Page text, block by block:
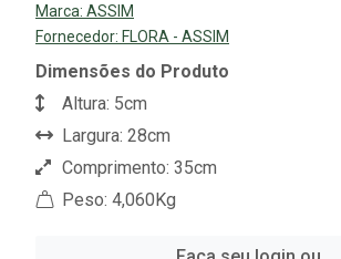
Marca: ASSIM
Fornecedor: FLORA - ASSIM
Dimensões do Produto
Altura: 5cm
Largura: 28cm
Comprimento: 35cm
Peso: 4,060Kg